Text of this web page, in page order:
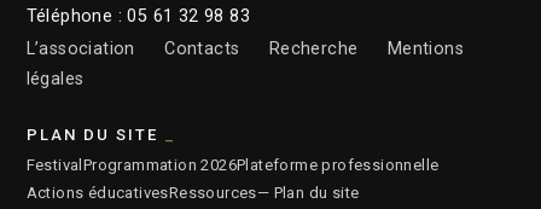
Téléphone : 05 61 32 98 83
L’association
Contacts Recherche
Mentions
légales
PLAN DU SITE
Festival Programmation 2026Plateforme professionnelle
Actions éducativesRessources— Plan du site